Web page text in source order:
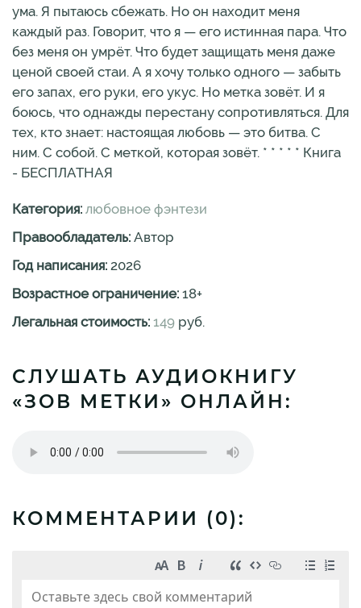
ума. Я пытаюсь сбежать. Но он находит меня
каждый раз. Говорит, что я — его истинная пара. Что
без меня он умрёт. Что будет защищать меня даже
ценой своей стаи. А я хочу только одного — забыть
его запах, его руки, его укус. Но метка зовёт. И я
боюсь, что однажды перестану сопротивляться. Для
тех, кто знает: настоящая любовь — это битва. С
ним. С собой. С меткой, которая зовёт. * * * * * Книга
- БЕСПЛАТНАЯ
Категория: любовное фэнтези
Правообладатель: Автор
Год написания: 2026
Возрастное ограничение: 18+
Легальная стоимость: 149 руб.
СЛУШАТЬ АУДИОКНИГУ
«ЗОВ МЕТКИ» ОНЛАЙН:
КОММЕНТАРИИ (0):